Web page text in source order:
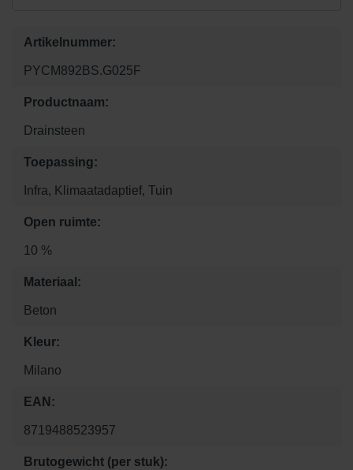
Artikelnummer:
PYCM892BS.G025F
Productnaam:
Drainsteen
Toepassing:
Infra, Klimaatadaptief, Tuin
Open ruimte:
10 %
Materiaal:
Beton
Kleur:
Milano
EAN:
8719488523957
Brutogewicht (per stuk):